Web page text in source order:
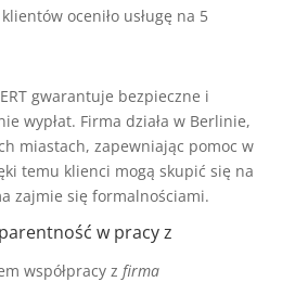
oceniło usługę na 5
gwarantuje bezpieczne i
wypłat. Firma działa w Berlinie,
miastach, zapewniając pomoc w
temu klienci mogą skupić się na
zajmie się formalnościami.
w pracy z
współpracy z firma